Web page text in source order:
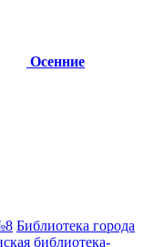
Осенние
Библиотека города
библиотека-